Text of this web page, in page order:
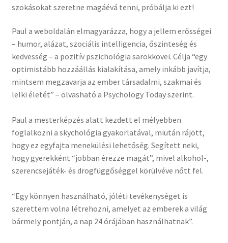
szokásokat szeretne magáévá tenni, próbálja ki ezt!
Paul a weboldalán elmagyarázza, hogy a jellem erősségei
– humor, alázat, szociális intelligencia, őszinteség és
kedvesség – a pozitív pszichológia sarokkövei. Célja “egy
optimistább hozzáállás kialakítása, amely inkább javítja,
mintsem megzavarja az ember társadalmi, szakmai és
lelki életét” – olvasható a Psychology Today szerint.
Paul a mesterképzés alatt kezdett el mélyebben
foglalkozni a skychológia gyakorlatával, miután rájött,
hogy ez egyfajta menekülési lehetőség. Segített neki,
hogy gyerekként “jobban érezze magát”, mivel alkohol-,
szerencsejáték- és drogfüggőséggel körülvéve nőtt fel.
“Egy könnyen használható, jóléti tevékenységet is
szerettem volna létrehozni, amelyet az emberek a világ
bármely pontján, a nap 24 órájában használhatnak”.